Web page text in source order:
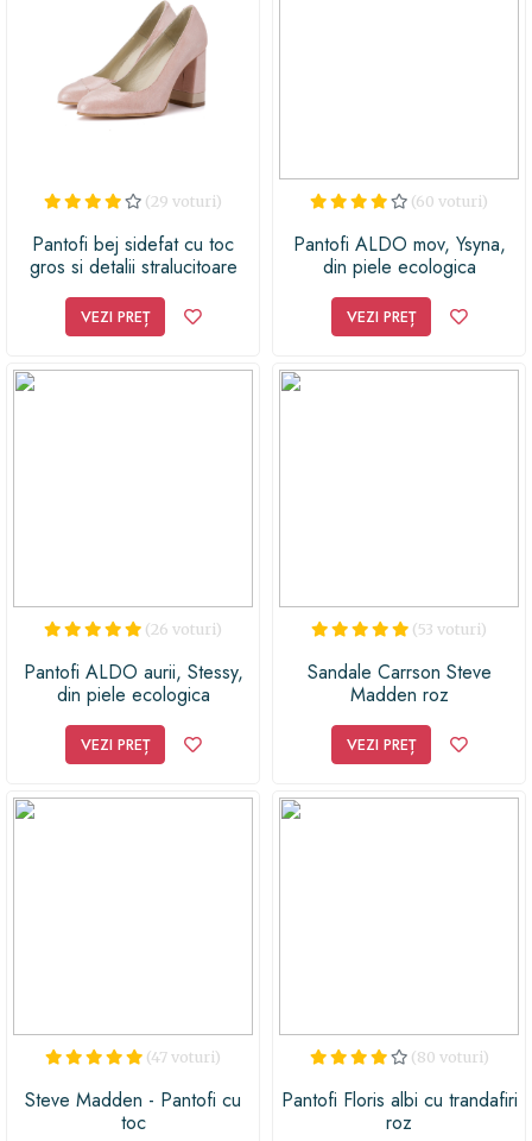
acești pantofi deosebiți și transformă momentele
speciale în adevărate experiențe de neuitat! Indiferent
de ocazie, acești pantofi pastel vor aduce un strop de
culoare și stil în garderoba oricărei femei moderne și
îndrăznețe. Alege să fii unică și îndrăzneață cu pantofii
(29 voturi)
Pantofi bej sidefat cu toc
gros si detalii stralucitoare
VEZI PREȚ
(60 voturi)
Pantofi ALDO mov, Ysyna,
din piele ecologica
VEZI PREȚ
(26 voturi)
Pantofi ALDO aurii, Stessy,
din piele ecologica
VEZI PREȚ
(53 voturi)
Sandale Carrson Steve
Madden roz
VEZI PREȚ
(47 voturi)
Steve Madden - Pantofi cu
toc
(80 voturi)
Pantofi Floris albi cu trandafiri
roz